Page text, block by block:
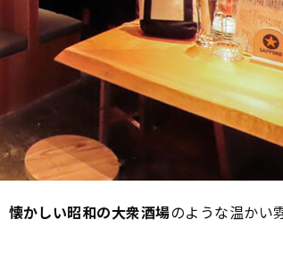
懐かしい昭和の大衆酒場のような温かい